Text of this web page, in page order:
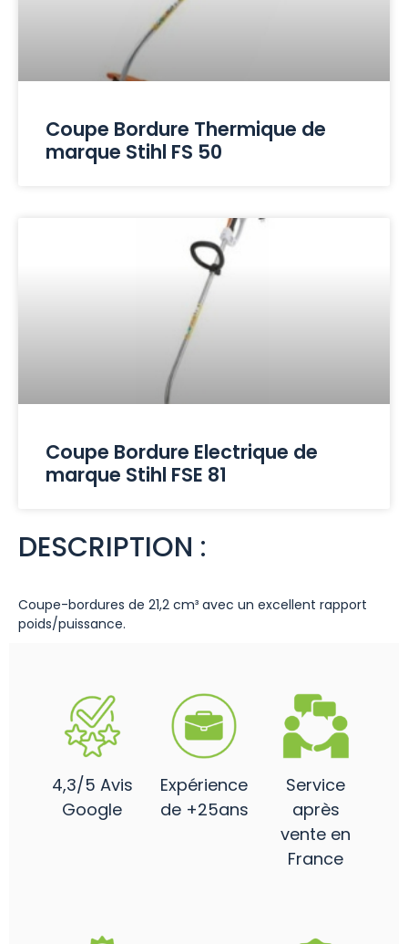
Coupe Bordure Thermique de
marque Stihl FS 50
Coupe Bordure Electrique de
marque Stihl FSE 81
DESCRIPTION :
Coupe-bordures de 21,2 cm³ avec un excellent rapport
poids/puissance.
4,3/5 Avis
Google
Expérience
de +25ans
Service
après
vente en
France